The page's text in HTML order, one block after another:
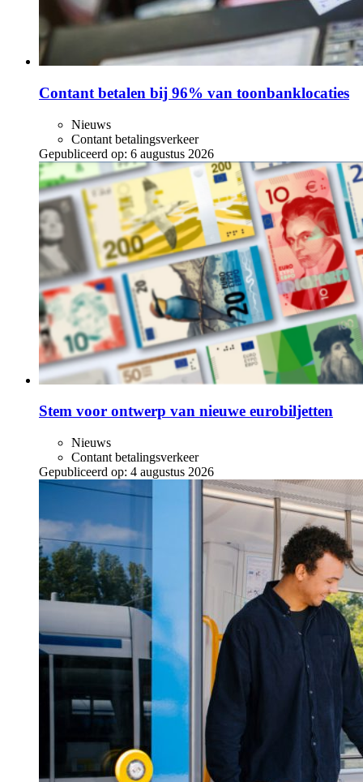
Contant betalen bij 96% van toonbanklocaties
Nieuws
Contant betalingsverkeer
Gepubliceerd op: 6 augustus 2026
Stem voor ontwerp van nieuwe eurobiljetten
Nieuws
Contant betalingsverkeer
Gepubliceerd op: 4 augustus 2026